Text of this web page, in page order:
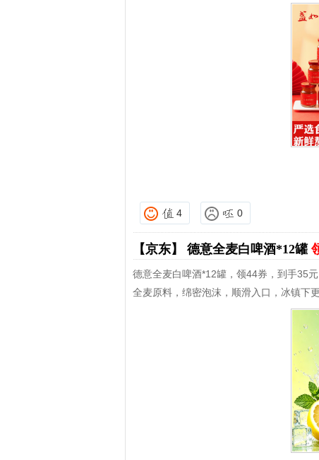
4 0
【京东】 德意全麦白啤酒*12罐
德意全麦白啤酒*12罐，领44券，到手35元
全麦原料，绵密泡沫，顺滑入口，冰镇下